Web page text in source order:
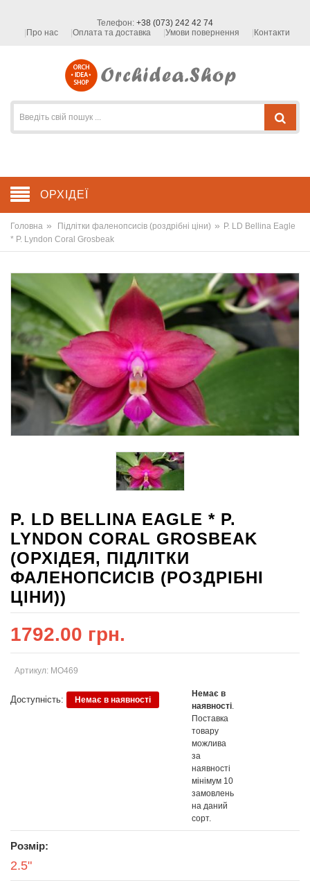
Телефон: +38 (073) 242 42 74
Про нас
Оплата та доставка Умови повернення Контакти
ОРХІДЕЇ
Головна » Підлітки фаленопсисів (роздрібні ціни) » P. LD Bellina Eagle
* P. Lyndon Coral Grosbeak
P. LD BELLINA EAGLE * P.
LYNDON CORAL GROSBEAK
(ОРХІДЕЯ, ПІДЛІТКИ
ФАЛЕНОПСИСІВ (РОЗДРІБНІ
ЦІНИ))
1792.00 грн.
Артикул: MO469
Доступність: Немає в наявності
Немає в
наявності.
Поставка
товару
можлива
за
наявності
мінімум 10
замовлень
на даний
сорт.
Розмір:
2.5"